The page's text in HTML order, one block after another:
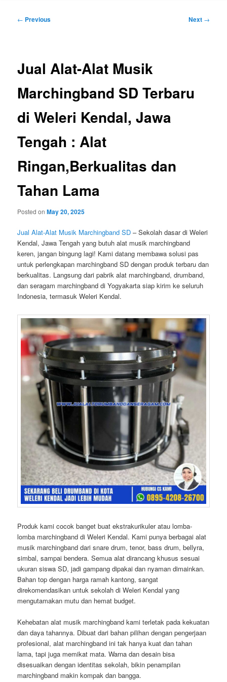
Post
← Previous Next →
Jual Alat-Alat Musik
Marchingband SD Terbaru
di Weleri Kendal, Jawa
Tengah : Alat
Ringan,Berkualitas dan
Tahan Lama
Posted onMay 20, 2025
Jual Alat-Alat Musik Marchingband SD – Sekolah dasar di Weleri
Kendal, Jawa Tengah yang butuh alat musik marchingband
keren, jangan bingung lagi! Kami datang membawa solusi pas
untuk perlengkapan marchingband SD dengan produk terbaru dan
berkualitas. Langsung dari pabrik alat marchingband, drumband,
dan seragam marchingband di Yogyakarta siap kirim ke seluruh
Indonesia, termasuk Weleri Kendal.
Produk kami cocok banget buat ekstrakurikuler atau lomba-
lomba marchingband di Weleri Kendal. Kami punya berbagai alat
musik marchingband dari snare drum, tenor, bass drum, bellyra,
simbal, sampai bendera. Semua alat dirancang khusus sesuai
ukuran siswa SD, jadi gampang dipakai dan nyaman dimainkan.
Bahan top dengan harga ramah kantong, sangat
direkomendasikan untuk sekolah di Weleri Kendal yang
mengutamakan mutu dan hemat budget.
Kehebatan alat musik marchingband kami terletak pada kekuatan
dan daya tahannya. Dibuat dari bahan pilihan dengan pengerjaan
profesional, alat marchingband ini tak hanya kuat dan tahan
lama, tapi juga memikat mata. Warna dan desain bisa
disesuaikan dengan identitas sekolah, bikin penampilan
marchingband makin kompak dan bangga.